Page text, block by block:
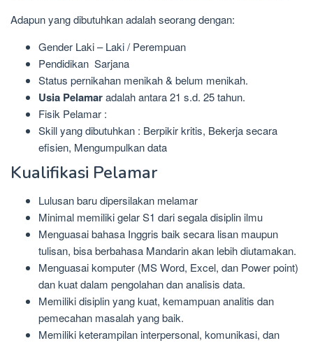
Adapun yang dibutuhkan adalah seorang dengan:
Gender Laki – Laki / Perempuan
Pendidikan Sarjana
Status pernikahan menikah & belum menikah.
Usia Pelamaradalah antara 21 s.d. 25 tahun.
Fisik Pelamar :
Skill yang dibutuhkan : Berpikir kritis, Bekerja secara
efisien, Mengumpulkan data
Kualifikasi Pelamar
Lulusan baru dipersilakan melamar
Minimal memiliki gelar S1 dari segala disiplin ilmu
Menguasai bahasa Inggris baik secara lisan maupun
tulisan, bisa berbahasa Mandarin akan lebih diutamakan.
Menguasai komputer (MS Word, Excel, dan Power point)
dan kuat dalam pengolahan dan analisis data.
Memiliki disiplin yang kuat, kemampuan analitis dan
pemecahan masalah yang baik.
Memiliki keterampilan interpersonal, komunikasi, dan